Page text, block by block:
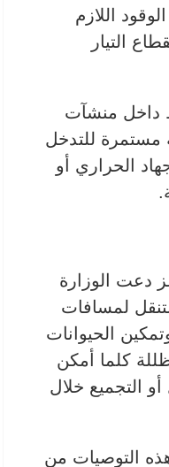
اللازم
التيار
داخل منشآت
مستمرة للتدخل
الحراري أو
دعت الوزارة
لمسافات
الحيوانات
كلما أمكن
التجميع خلال
التوصيات من